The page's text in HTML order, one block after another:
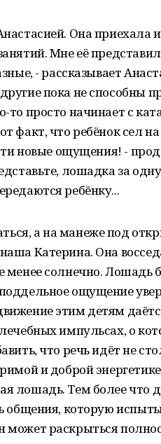
Она приехала
Мне её
- рассказывает
пока не способны
просто начинает с
факт, что ребёнок сел
новые ощущения! -
лошадка за
ребёнку...
а на манеже под
Катерина. Она
менее солнечно. Лошадь
ощущение
этим детям
импульсах, о
что речь идёт не
и доброй
лошадь. Тем более что
общения, которую
раскрыться